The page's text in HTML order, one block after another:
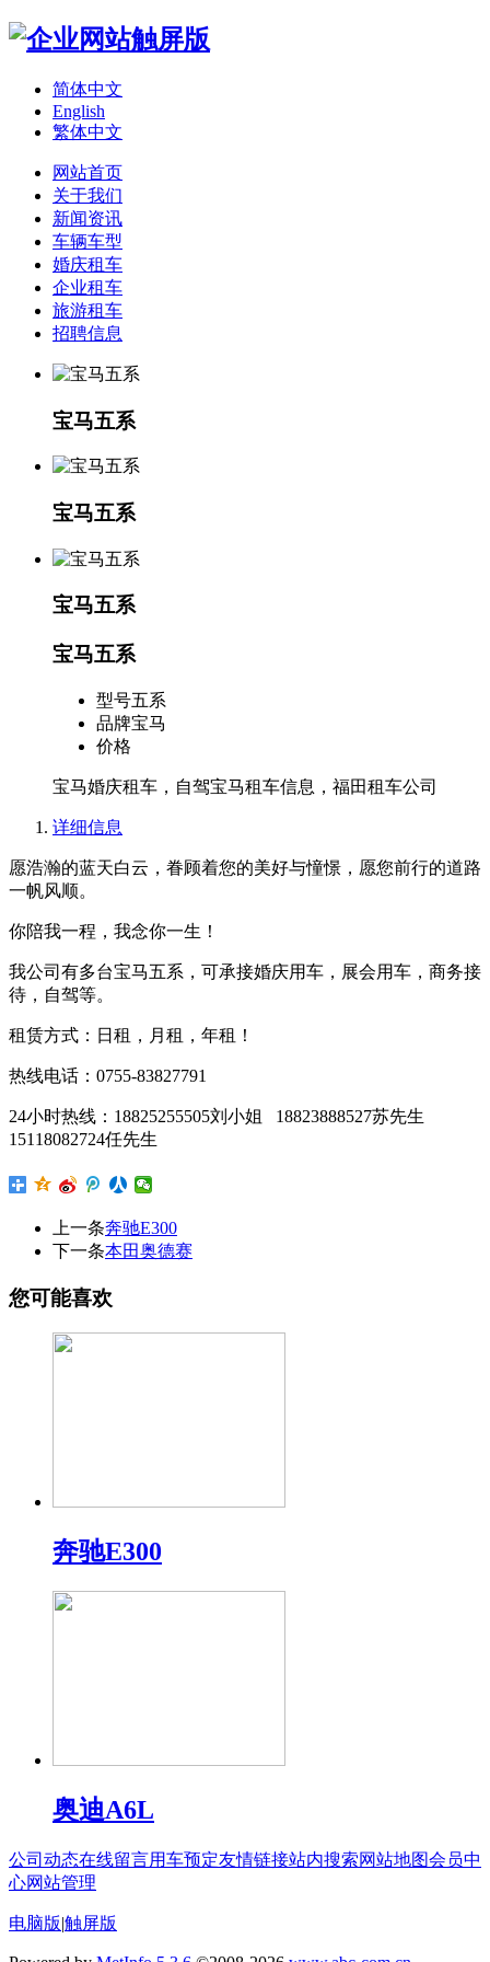
简体中文
English
繁体中文
网站首页
关于我们
新闻资讯
车辆车型
婚庆租车
企业租车
旅游租车
招聘信息
宝马五系
宝马五系
宝马五系
宝马五系
型号五系
品牌宝马
价格
宝马婚庆租车，自驾宝马租车信息，福田租车公司
详细信息
愿浩瀚的蓝天白云，眷顾着您的美好与憧憬，愿您前行的道路
一帆风顺。
你陪我一程，我念你一生！
我公司有多台宝马五系，可承接婚庆用车，展会用车，商务接
待，自驾等。
租赁方式：日租，月租，年租！
热线电话：0755-83827791
24小时热线：18825255505刘小姐 18823888527苏先生
15118082724任先生
上一条奔驰E300
下一条本田奥德赛
您可能喜欢
奔驰E300
奥迪A6L
公司动态在线留言用车预定友情链接站内搜索网站地图会员中
心网站管理
电脑版|触屏版